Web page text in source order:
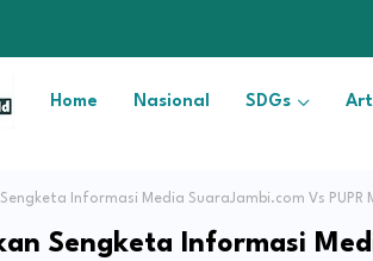
Home Nasional SDGs
Informasi Media SuaraJambi.com Vs PUPR
Sengketa Informasi